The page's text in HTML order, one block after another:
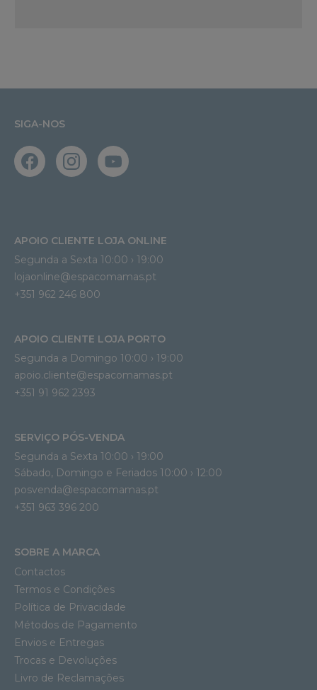
SIGA-NOS
APOIO CLIENTE LOJA ONLINE
Segunda a Sexta 10:00 › 19:00
lojaonline@espacomamas.pt
+351 962 246 800
APOIO CLIENTE LOJA PORTO
Segunda a Domingo 10:00 › 19:00
apoio.cliente@espacomamas.pt
+351 91 962 2393
SERVIÇO PÓS-VENDA
Segunda a Sexta 10:00 › 19:00
Sábado, Domingo e Feriados 10:00 › 12:00
posvenda@espacomamas.pt
+351 963 396 200
SOBRE A MARCA
Contactos
Termos e Condições
Política de Privacidade
Métodos de Pagamento
Envios e Entregas
Trocas e Devoluções
Livro de Reclamações